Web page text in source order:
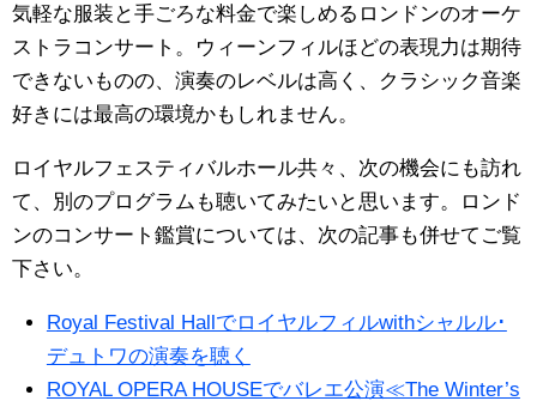
気軽な服装と手ごろな料金で楽しめるロンドンのオーケ
ストラコンサート。ウィーンフィルほどの表現力は期待
できないものの、演奏のレベルは高く、クラシック音楽
好きには最高の環境かもしれません。
ロイヤルフェスティバルホール共々、次の機会にも訪れ
て、別のプログラムも聴いてみたいと思います。ロンド
ンのコンサート鑑賞については、次の記事も併せてご覧
下さい。
Royal Festival Hallでロイヤルフィルwithシャルル･
デュトワの演奏を聴く
ROYAL OPERA HOUSEでバレエ公演≪The Winter’s